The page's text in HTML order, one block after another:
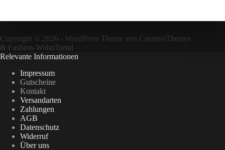
Copyright © 2026 - WordPress Theme von CreativeThemes
& Fashion-WohnTrend
Relevante Informationen
Impressum
Gutscheine
Kontakt
Versandarten
Zahlungen
AGB
Datenschutz
Widerruf
Über uns